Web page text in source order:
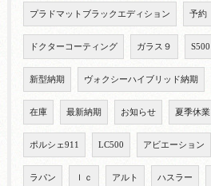
プラドマットブラックエディション 予約
ドクターコーティング ガラス９ S500
新型納期 ヴォクシーハイブリッド納期
在庫 最新納期 お知らせ 夏季休業
ポルシェ911 LC500 アビエーション
ラパン ｌｃ アルト ハスラー